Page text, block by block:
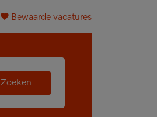
Bewaarde vacatures
Zoeken